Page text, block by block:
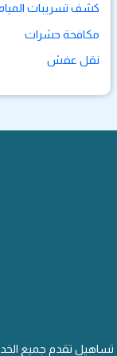
كشف تسريبات
مكافحة حشرات
نقل عفش
تساهيل تقدم جميع